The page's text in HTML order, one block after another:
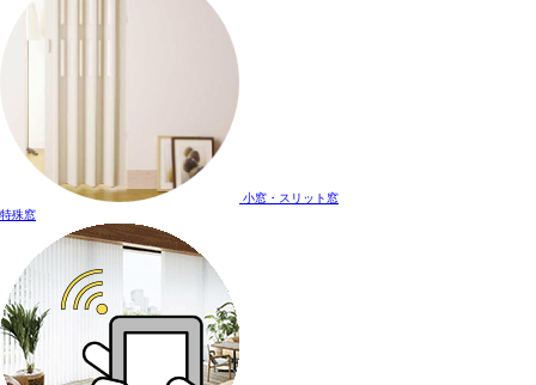
小窓・スリット窓
特殊窓